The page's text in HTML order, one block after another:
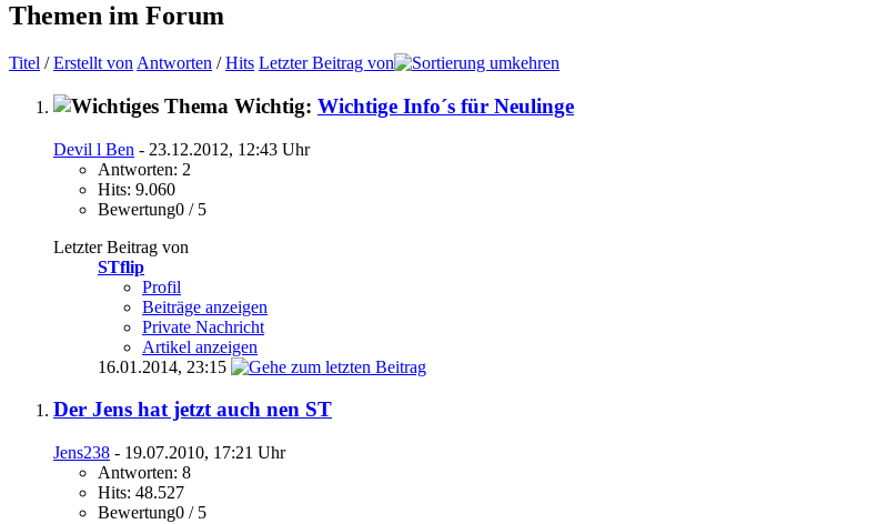
Themen im Forum
Titel /Erstellt von Antworten /Hits Letzter Beitrag von
Wichtig: Wichtige Info´s für Neulinge
Devil l Ben - 23.12.2012, 12:43 Uhr
Antworten: 2
Hits: 9.060
Bewertung0 / 5
Letzter Beitrag von
STflip
Profil
Beiträge anzeigen
Private Nachricht
Artikel anzeigen
16.01.2014, 23:15
Der Jens hat jetzt auch nen ST
Jens238 - 19.07.2010, 17:21 Uhr
Antworten: 8
Hits: 48.527
Bewertung0 / 5